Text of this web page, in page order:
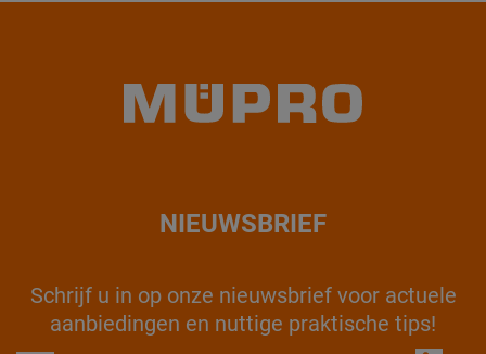
NIEUWSBRIEF
Schrijf u in op onze nieuwsbrief voor actuele
aanbiedingen en nuttige praktische tips!